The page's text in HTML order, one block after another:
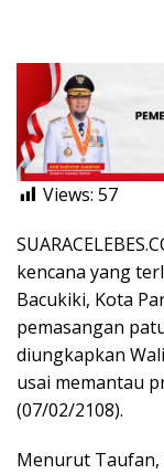
Views: 57
kencana yang
Bacukiki, Kota
pemasangan
diungkapkan
usai memantau
(07/02/2108).
Menurut Taufan,